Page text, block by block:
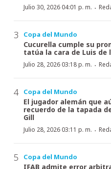
Julio 30, 2026 04:01 p. m. ·
Copa del Mundo
Cucurella cumple su
tatúa la cara de Luis de
Julio 28, 2026 03:18 p. m. ·
Copa del Mundo
El jugador alemán que
recuerdo de la tapada
Gill
Julio 28, 2026 03:11 p. m. ·
Copa del Mundo
IFAB admite error